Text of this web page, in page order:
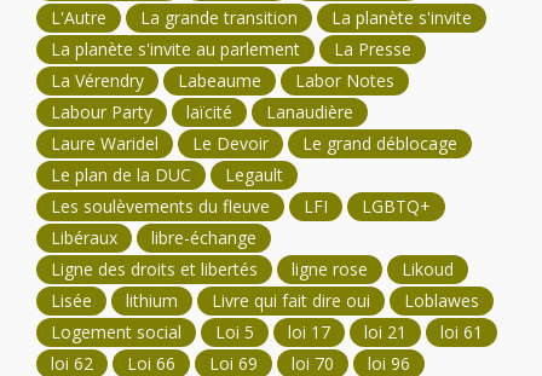
L'Autre
La grande transition
La planète s'invite
La planète s'invite au parlement
La Presse
La Vérendry
Labeaume
Labor Notes
Labour Party
laïcité
Lanaudière
Laure Waridel
Le Devoir
Le grand déblocage
Le plan de la DUC
Legault
Les soulèvements du fleuve
LFI
LGBTQ+
Libéraux
libre-échange
Ligne des droits et libertés
ligne rose
Likoud
Lisée
lithium Livre qui fait dire oui
Loblawes
Logement social
Loi 5 loi 17 loi 21
loi 61
loi 62
Loi 66 Loi 69 loi 70 loi 96